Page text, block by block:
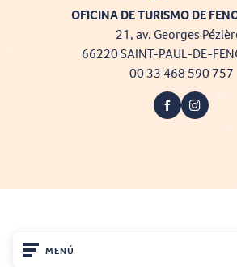
MENÚ
OFICINA DE TURISMO DE
21, av. Georges
66220 SAINT-PAUL-DE-
00 33 468 590 757
Projet cofinancé par le fonds Européen Agricole
L'Europe investit dans les